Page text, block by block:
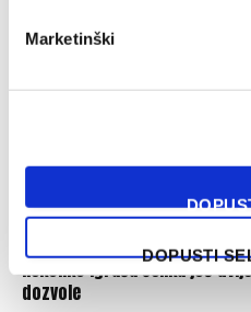
Marketinški
DOPUSTI
Nekoliko igrača Čelika još
dozvole